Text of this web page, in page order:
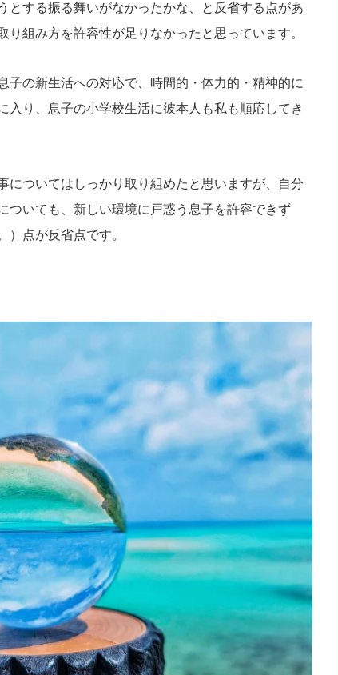
とする振る舞いがなかったかな、と反省する点があ
組み方を許容性が足りなかったと思っています。
子の新生活への対応で、時間的・体力的・精神的に
入り、息子の小学校生活に彼本人も私も順応してき
についてはしっかり取り組めたと思いますが、自分
ついても、新しい環境に戸惑う息子を許容できず
）点が反省点です。